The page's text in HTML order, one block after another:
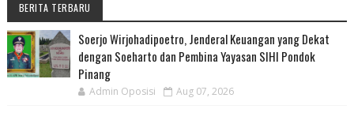
BERITA TERBARU
Soerjo Wirjohadipoetro, Jenderal Keuangan yang Dekat
dengan Soeharto dan Pembina Yayasan SIHI Pondok
Pinang
Admin Oposisi Aug 07, 2026